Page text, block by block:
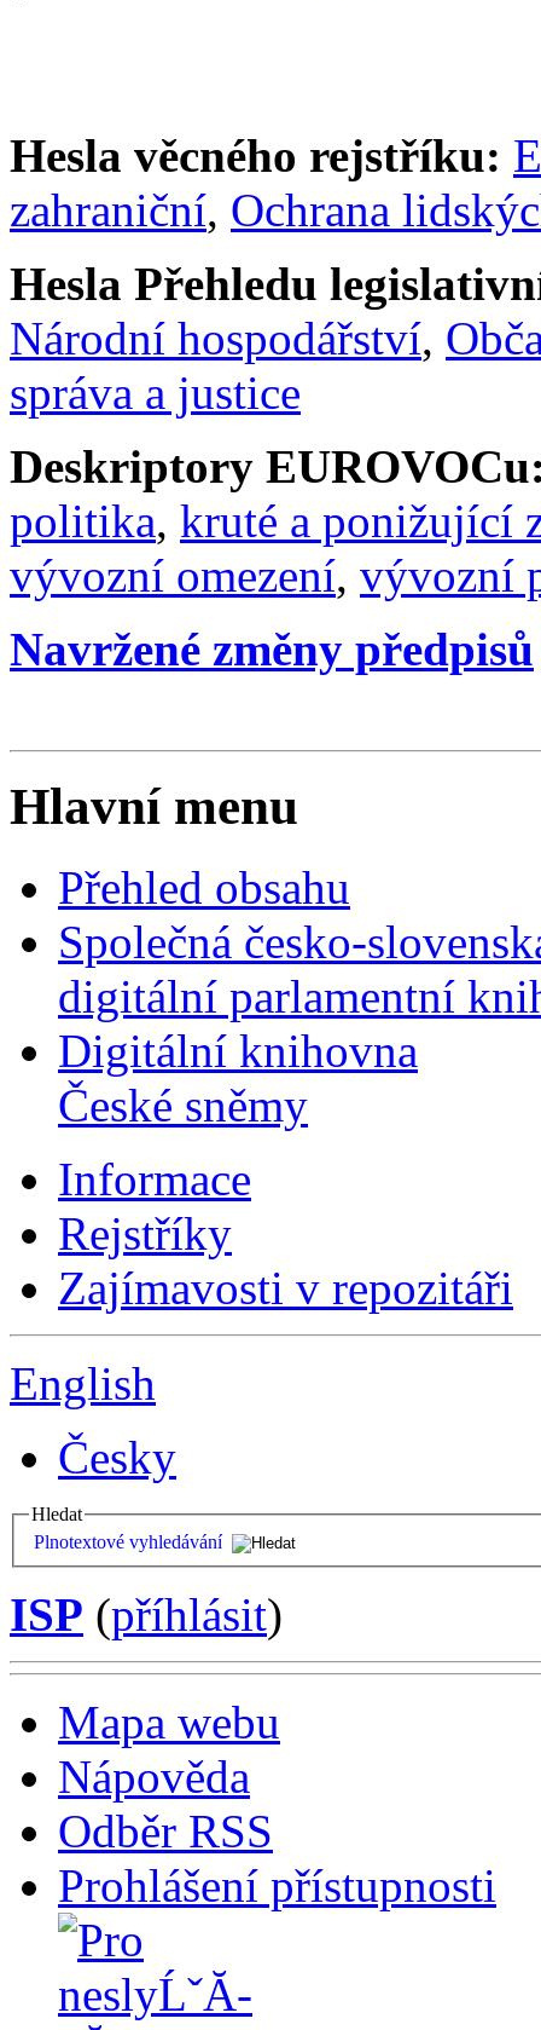
Hesla věcného rejstříku:
zahraniční, Ochrana
Hesla Přehledu
Národní hospodářství,
správa a justice
Deskriptory
politika, kruté a ponižující
vývozní omezení, vývozní
Navržené změny předpisů
Hlavní menu
Přehled obsahu
Společná česko-
digitální parlamentní
Digitální knihovna
České sněmy
Informace
Rejstříky
Zajímavosti v repozitáři
English
Česky
Hledat
Plnotextové vyhledávání
ISP (příhlásit)
Mapa webu
Nápověda
Odběr RSS
Prohlášení přístupnosti